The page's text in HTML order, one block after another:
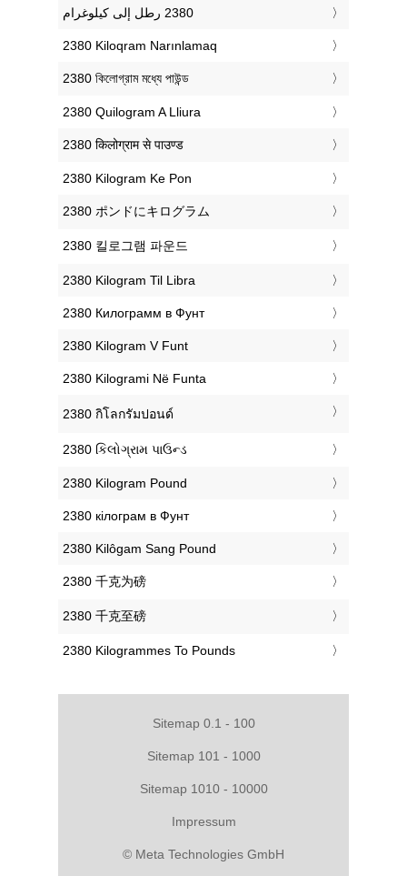
‎2380 Kiloqram Narınlamaq
‎2380 কিলোগ্রাম মধ্যে পাউন্ড
‎2380 Quilogram A Lliura
‎2380 किलोग्राम से पाउण्ड
‎2380 Kilogram Ke Pon
‎2380 ポンドにキログラム
‎2380 킬로그램 파운드
‎2380 Kilogram Til Libra
‎2380 Килограмм в Фунт
‎2380 Kilogram V Funt
‎2380 Kilogrami Në Funta
‎2380 กิโลกรัมปอนด์
‎2380 કિલોગ્રામ પાઉન્ડ
‎2380 Kilogram Pound
‎2380 кілограм в Фунт
‎2380 Kilôgam Sang Pound
‎2380 千克为磅
‎2380 千克至磅
‎2380 Kilogrammes To Pounds
Sitemap 0.1 - 100
Sitemap 101 - 1000
Sitemap 1010 - 10000
Impressum
© Meta Technologies GmbH